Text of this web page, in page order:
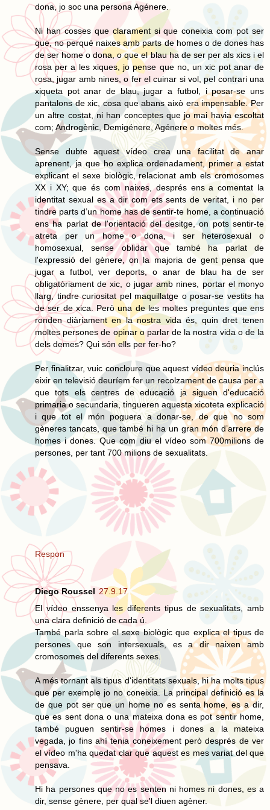
dona, jo soc una persona Agénere.
Ni han cosses que clarament si que coneixia com pot ser
que, no perquè naixes amb parts de homes o de dones has
de ser home o dona, o que el blau ha de ser per als xics i el
rosa per a les xiques, jo pense que no, un xic pot anar de
rosa, jugar amb nines, o fer el cuinar si vol, pel contrari una
xiqueta pot anar de blau, jugar a futbol, i posar-se uns
pantalons de xic, cosa que abans això era impensable. Per
un altre costat, ni han conceptes que jo mai havia escoltat
com; Androgènic, Demigénere, Agénere o moltes més.
Sense dubte aquest vídeo crea una facilitat de anar
aprenent, ja que ho explica ordenadament, primer a estat
explicant el sexe biològic, relacionat amb els cromosomes
XX i XY; que és com naixes, després ens a comentat la
identitat sexual es a dir com ets sents de veritat, i no per
tindre parts d’un home has de sentir-te home, a continuació
ens ha parlat de l'orientació del desitge, on pots sentir-te
atreta per un home o dona, i ser heterosexual o
homosexual, sense oblidar que també ha parlat de
l'expressió del gènere, on la majoria de gent pensa que
jugar a futbol, ver deports, o anar de blau ha de ser
obligatòriament de xic, o jugar amb nines, portar el monyo
llarg, tindre curiositat pel maquillatge o posar-se vestits ha
de ser de xica. Però una de les moltes preguntes que ens
ronden diàriament en la nostra vida és, quin dret tenen
moltes persones de opinar o parlar de la nostra vida o de la
dels demes? Qui són ells per fer-ho?
Per finalitzar, vuic concloure que aquest vídeo deuria inclús
eixir en televisió deuríem fer un recolzament de causa per a
que tots els centres de educació ja siguen d'educació
primaria o secundaria, tingueren aquesta xicoteta explicació
i que tot el món poguera a donar-se, de que no som
gèneres tancats, que també hi ha un gran món d’arrere de
homes i dones. Que com diu el vídeo som 700milions de
persones, per tant 700 milions de sexualitats.
Respon
Diego Roussel 27.9.17
El vídeo enssenya les diferents tipus de sexualitats, amb
una clara definició de cada ú.
També parla sobre el sexe biològic que explica el tipus de
persones que son intersexuals, es a dir naixen amb
cromosomes del diferents sexes.
A més tornant als tipus d'identitats sexuals, hi ha molts tipus
que per exemple jo no coneixia. La principal definició es la
de que pot ser que un home no es senta home, es a dir,
que es sent dona o una mateixa dona es pot sentir home,
també puguen sentir-se homes i dones a la mateixa
vegada, jo fins ahí tenia coneixement però després de ver
el vídeo m'ha quedat clar que aquest es mes variat del que
pensava.
Hi ha persones que no es senten ni homes ni dones, es a
dir, sense gènere, per qual se'l diuen agèner.